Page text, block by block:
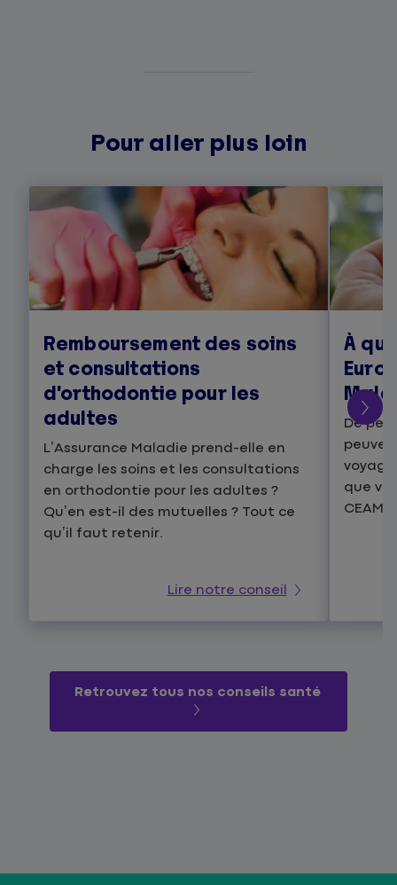
Pour aller plus loin
Remboursement des soins
et consultations
d’orthodontie pour les
adultes
L’Assurance Maladie prend-elle en
charge les soins et les consultations
en orthodontie pour les adultes ?
Qu’en est-il des mutuelles ? Tout ce
qu’il faut retenir.
Lire notre conseil
À
De
que
CEAM
Retrouvez tous nos conseils santé